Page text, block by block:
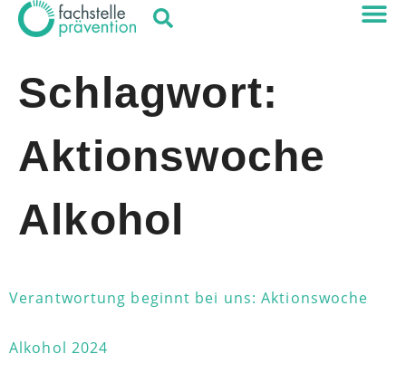
Schlagwort:
Aktionswoche
Alkohol
Verantwortung beginnt bei uns: Aktionswoche
Alkohol 2024